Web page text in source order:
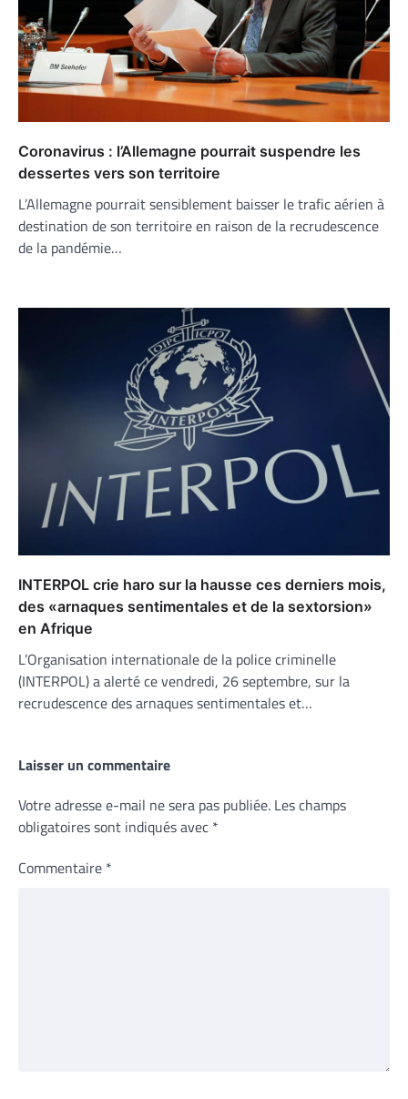
Coronavirus : l’Allemagne pourrait suspendre les
dessertes vers son territoire
L’Allemagne pourrait sensiblement baisser le trafic aérien à
destination de son territoire en raison de la recrudescence
de la pandémie…
INTERPOL crie haro sur la hausse ces derniers mois,
des «arnaques sentimentales et de la sextorsion»
en Afrique
L’Organisation internationale de la police criminelle
(INTERPOL) a alerté ce vendredi, 26 septembre, sur la
recrudescence des arnaques sentimentales et…
Laisser un commentaire
Votre adresse e-mail ne sera pas publiée. Les champs
obligatoires sont indiqués avec *
Commentaire *